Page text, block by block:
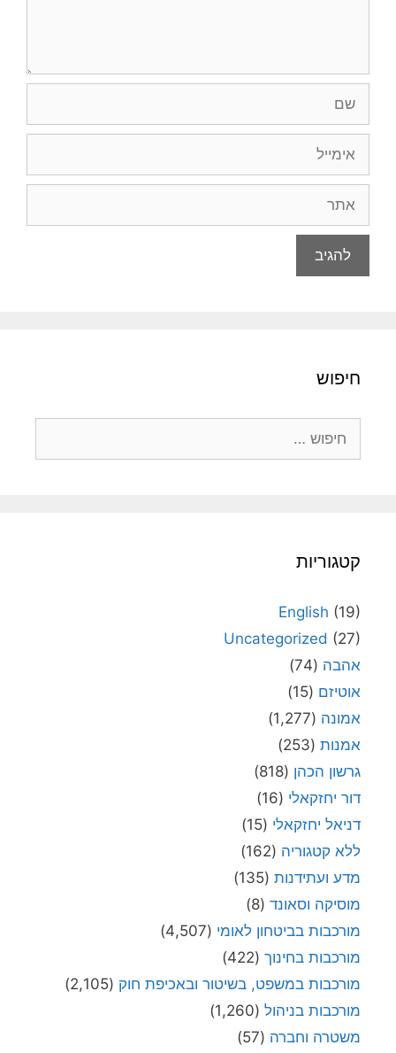
חיפוש
קטגוריות
English (19)
Uncategorized (27)
אהבה (74)
אוטיזם (15)
אמונה (1,277)
אמנות (253)
גרשון הכהן (818)
דור יחזקאלי (16)
דניאל יחזקאלי (15)
ללא קטגוריה (162)
מדע ועתידנות (135)
מוסיקה וסאונד (8)
מורכבות בביטחון לאומי (4,507)
מורכבות בחינוך (422)
מורכבות במשפט, בשיטור ובאכיפת חוק (2,105)
מורכבות בניהול (1,260)
משטרה וחברה (57)